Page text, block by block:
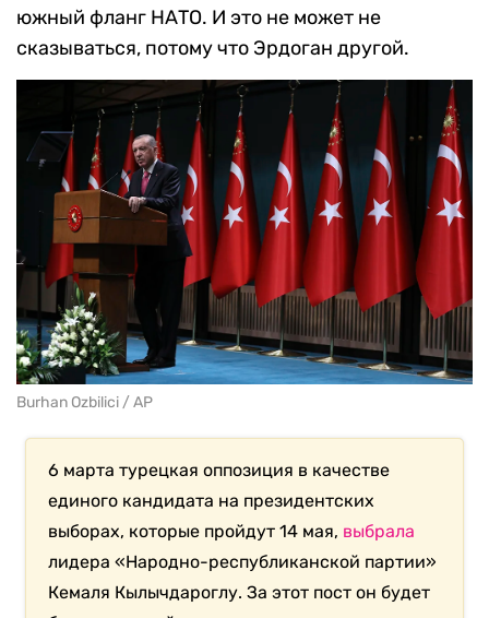
южный фланг НАТО. И это не может не
сказываться, потому что Эрдоган другой.
Burhan Ozbilici / AP
6 марта турецкая оппозиция в качестве
единого кандидата на президентских
выборах, которые пройдут 14 мая, выбрала
лидера «Народно-республиканской партии»
Кемаля Кылычдароглу. За этот пост он будет